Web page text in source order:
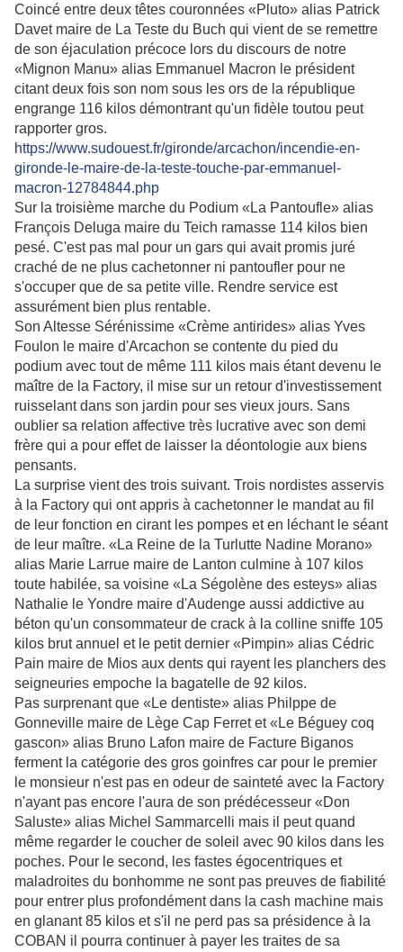
Coincé entre deux têtes couronnées «Pluto» alias Patrick
Davet maire de La Teste du Buch qui vient de se remettre
de son éjaculation précoce lors du discours de notre
«Mignon Manu» alias Emmanuel Macron le président
citant deux fois son nom sous les ors de la république
engrange 116 kilos démontrant qu'un fidèle toutou peut
rapporter gros.
https://www.sudouest.fr/gironde/arcachon/incendie-en-
gironde-le-maire-de-la-teste-touche-par-emmanuel-
macron-12784844.php
Sur la troisième marche du Podium «La Pantoufle» alias
François Deluga maire du Teich ramasse 114 kilos bien
pesé. C'est pas mal pour un gars qui avait promis juré
craché de ne plus cachetonner ni pantoufler pour ne
s'occuper que de sa petite ville. Rendre service est
assurément bien plus rentable.
Son Altesse Sérénissime «Crème antirides» alias Yves
Foulon le maire d'Arcachon se contente du pied du
podium avec tout de même 111 kilos mais étant devenu le
maître de la Factory, il mise sur un retour d'investissement
ruisselant dans son jardin pour ses vieux jours. Sans
oublier sa relation affective très lucrative avec son demi
frère qui a pour effet de laisser la déontologie aux biens
pensants.
La surprise vient des trois suivant. Trois nordistes asservis
à la Factory qui ont appris à cachetonner le mandat au fil
de leur fonction en cirant les pompes et en léchant le séant
de leur maître. «La Reine de la Turlutte Nadine Morano»
alias Marie Larrue maire de Lanton culmine à 107 kilos
toute habilée, sa voisine «La Ségolène des esteys» alias
Nathalie le Yondre maire d'Audenge aussi addictive au
béton qu'un consommateur de crack à la colline sniffe 105
kilos brut annuel et le petit dernier «Pimpin» alias Cédric
Pain maire de Mios aux dents qui rayent les planchers des
seigneuries empoche la bagatelle de 92 kilos.
Pas surprenant que «Le dentiste» alias Philppe de
Gonneville maire de Lège Cap Ferret et «Le Béguey coq
gascon» alias Bruno Lafon maire de Facture Biganos
ferment la catégorie des gros goinfres car pour le premier
le monsieur n'est pas en odeur de sainteté avec la Factory
n'ayant pas encore l'aura de son prédécesseur «Don
Saluste» alias Michel Sammarcelli mais il peut quand
même regarder le coucher de soleil avec 90 kilos dans les
poches. Pour le second, les fastes égocentriques et
maladroites du bonhomme ne sont pas preuves de fiabilité
pour entrer plus profondément dans la cash machine mais
en glanant 85 kilos et s'il ne perd pas sa présidence à la
COBAN il pourra continuer à payer les traites de sa